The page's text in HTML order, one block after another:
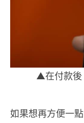
▲在付款後
如果想再方便一